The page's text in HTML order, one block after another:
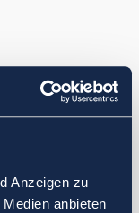
Anzeigen zu
anbieten